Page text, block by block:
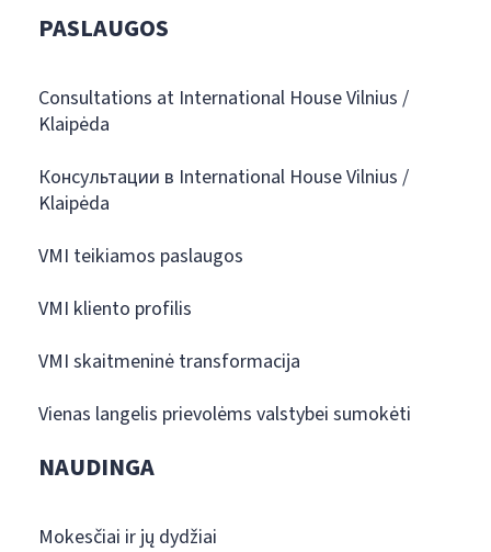
PASLAUGOS
Consultations at International House Vilnius /
Klaipėda
Консультации в International House Vilnius /
Klaipėda
VMI teikiamos paslaugos
VMI kliento profilis
VMI skaitmeninė transformacija
Vienas langelis prievolėms valstybei sumokėti
NAUDINGA
Mokesčiai ir jų dydžiai